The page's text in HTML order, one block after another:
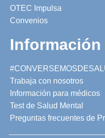
OTEC Impulsa
Convenios
Información
Trabaja con nosotros
Información para médicos
Test de Salud Mental
Preguntas frecuentes de